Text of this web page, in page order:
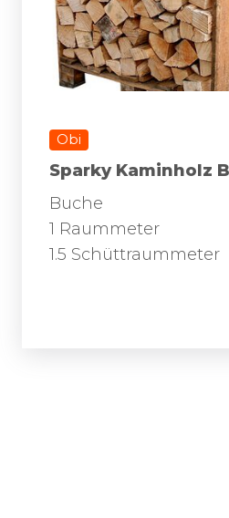
Obi
Sparky Kaminholz
Buche
1 Raummeter
1.5 Schüttraummeter